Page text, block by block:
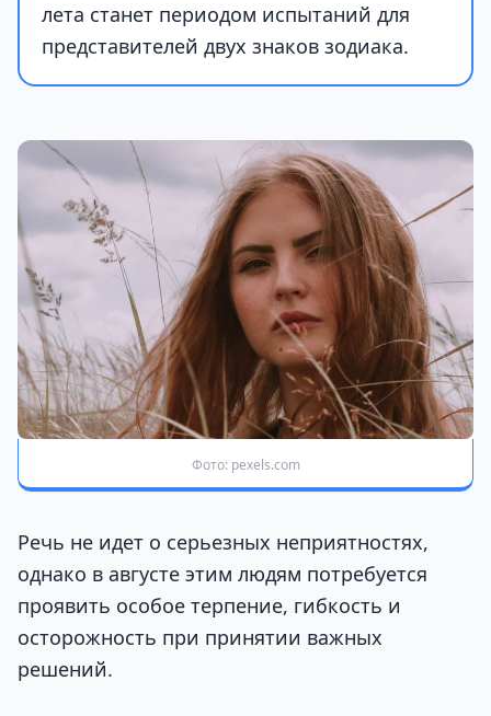
лета станет периодом испытаний для
представителей двух знаков зодиака.
Фото: pexels.com
Речь не идет о серьезных неприятностях,
однако в августе этим людям потребуется
проявить особое терпение, гибкость и
осторожность при принятии важных
решений.